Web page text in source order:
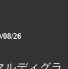
26